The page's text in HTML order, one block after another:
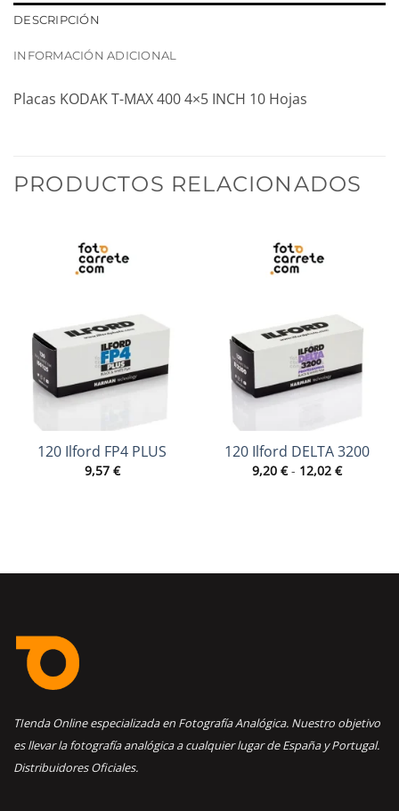
DESCRIPCIÓN
INFORMACIÓN ADICIONAL
Placas KODAK T-MAX 400 4×5 INCH 10 Hojas
PRODUCTOS RELACIONADOS
120 Ilford FP4 PLUS
9,57 €
120 Ilford DELTA 3200
9,20 € - 12,02 €Rango
de
TIenda Online especializada en Fotografía Analógica. Nuestro objetivo
es llevar la fotografía analógica a cualquier lugar de España y Portugal.
Distribuidores Oficiales.